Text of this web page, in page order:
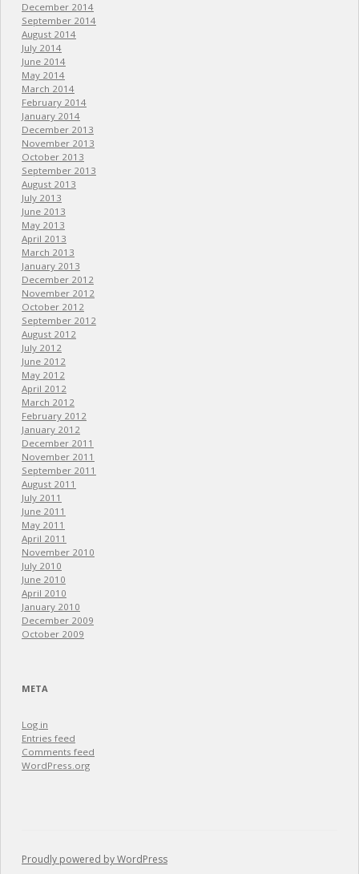
December 2014
September 2014
August 2014
July 2014
June 2014
May 2014
March 2014
February 2014
January 2014
December 2013
November 2013
October 2013
September 2013
August 2013
July 2013
June 2013
May 2013
April 2013
March 2013
January 2013
December 2012
November 2012
October 2012
September 2012
August 2012
July 2012
June 2012
May 2012
April 2012
March 2012
February 2012
January 2012
December 2011
November 2011
September 2011
August 2011
July 2011
June 2011
May 2011
April 2011
November 2010
July 2010
June 2010
April 2010
January 2010
December 2009
October 2009
META
Log in
Entries feed
Comments feed
WordPress.org
Proudly powered by WordPress